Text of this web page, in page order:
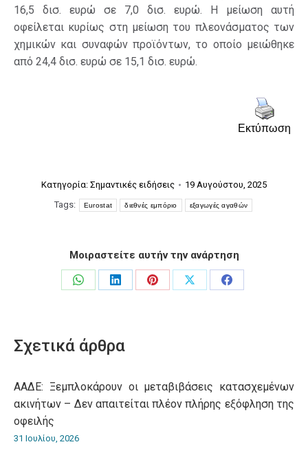
16,5 δισ. ευρώ σε 7,0 δισ. ευρώ. Η μείωση αυτή
οφείλεται κυρίως στη μείωση του πλεονάσματος των
χημικών και συναφών προϊόντων, το οποίο μειώθηκε
από 24,4 δισ. ευρώ σε 15,1 δισ. ευρώ.
Εκτύπωση
Κατηγορία: Σημαντικές ειδήσεις
19 Αυγούστου, 2025
Tags:
Eurostat διεθνές εμπόριο εξαγωγές αγαθών
Μοιραστείτε αυτήν την ανάρτηση
Share
Share
Share
Share
Share
Σχετικά άρθρα
ΑΑΔΕ: Ξεμπλοκάρουν οι μεταβιβάσεις κατασχεμένων
ακινήτων – Δεν απαιτείται πλέον πλήρης εξόφληση της
οφειλής
31 Ιουλίου, 2026